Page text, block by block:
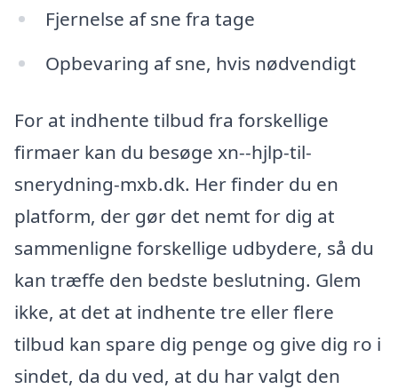
Fjernelse af sne fra tage
Opbevaring af sne, hvis nødvendigt
For at indhente tilbud fra forskellige
firmaer kan du besøge xn--hjlp-til-
snerydning-mxb.dk. Her finder du en
platform, der gør det nemt for dig at
sammenligne forskellige udbydere, så du
kan træffe den bedste beslutning. Glem
ikke, at det at indhente tre eller flere
tilbud kan spare dig penge og give dig ro i
sindet, da du ved, at du har valgt den